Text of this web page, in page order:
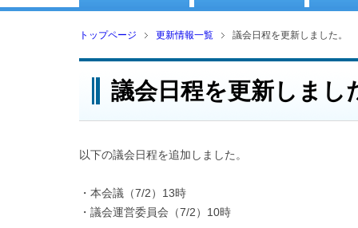
トップページ 更新情報一覧 議会日程を更新しました。
議会日程を更新しまし
以下の議会日程を追加しました。
・本会議（7/2）13時
・議会運営委員会（7/2）10時